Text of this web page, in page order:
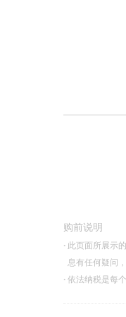
购前说明
· 此页面所展示
息有任何疑问
·依法纳税是每